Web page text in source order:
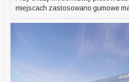
miejscach zastosowano gumowe